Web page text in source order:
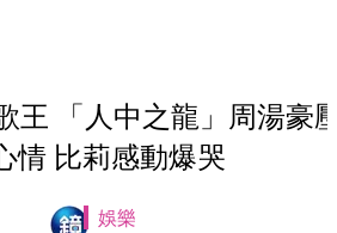
王 「人中之龍」周湯豪
情 比莉感動爆哭
娛樂